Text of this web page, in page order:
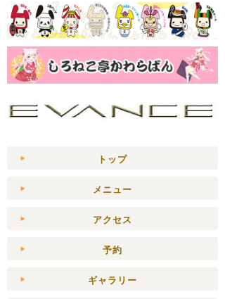
トップ
メニュー
アクセス
予約
ギャラリー